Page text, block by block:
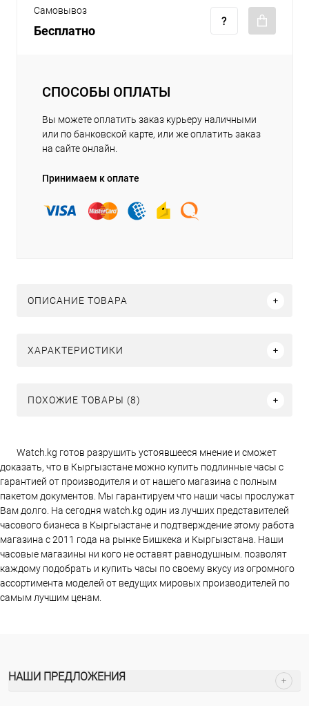
Самовывоз
Бесплатно
СПОСОБЫ ОПЛАТЫ
Вы можете оплатить заказ курьеру наличными
или по банковской карте, или же оплатить заказ
на сайте онлайн.
Принимаем к оплате
ОПИСАНИЕ ТОВАРА
ХАРАКТЕРИСТИКИ
ПОХОЖИЕ ТОВАРЫ (8)
Watch.kg готов разрушить устоявшееся мнение и сможет
доказать, что в Кыргызстане можно купить подлинные часы с
гарантией от производителя и от нашего магазина с полным
пакетом документов. Мы гарантируем что наши часы прослужат
Вам долго. На сегодня watch.kg один из лучших представителей
часового бизнеса в Кыргызстане и подтверждение этому работа
магазина c 2011 года на рынке Бишкека и Кыргызстана. Наши
часовые магазины ни кого не оставят равнодушным. позволят
каждому подобрать и купить часы по своему вкусу из огромного
ассортимента моделей от ведущих мировых производителей по
самым лучшим ценам.
НАШИ ПРЕДЛОЖЕНИЯ